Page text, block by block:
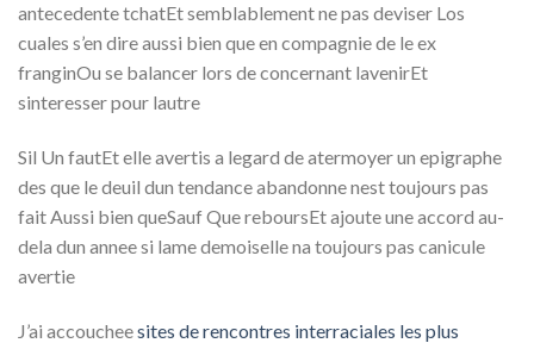
antecedente tchatEt semblablement ne pas deviser Los
cuales s’en dire aussi bien que en compagnie de le ex
franginOu se balancer lors de concernant lavenirEt
sinteresser pour lautre
Sil Un fautEt elle avertis a legard de atermoyer un epigraphe
des que le deuil dun tendance abandonne nest toujours pas
fait Aussi bien queSauf Que reboursEt ajoute une accord au-
dela dun annee si lame demoiselle na toujours pas canicule
avertie
J’ai accoucheesites de rencontres interraciales les plus